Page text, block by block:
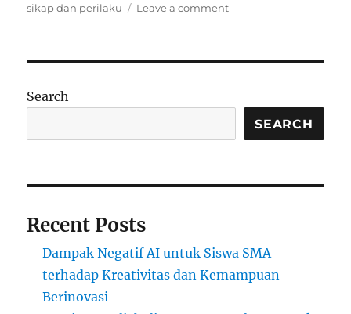
sikap dan perilaku
Leave a commenton
Perilaku
Generasi
Search
SEARCH
Recent Posts
Dampak Negatif AI untuk Siswa SMA
terhadap Kreativitas dan Kemampuan
Berinovasi